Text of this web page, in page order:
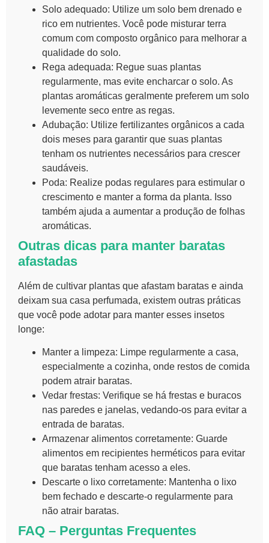
Solo adequado: Utilize um solo bem drenado e
rico em nutrientes. Você pode misturar terra
comum com composto orgânico para melhorar a
qualidade do solo.
Rega adequada: Regue suas plantas
regularmente, mas evite encharcar o solo. As
plantas aromáticas geralmente preferem um solo
levemente seco entre as regas.
Adubação: Utilize fertilizantes orgânicos a cada
dois meses para garantir que suas plantas
tenham os nutrientes necessários para crescer
saudáveis.
Poda: Realize podas regulares para estimular o
crescimento e manter a forma da planta. Isso
também ajuda a aumentar a produção de folhas
aromáticas.
Outras dicas para manter baratas
afastadas
Além de cultivar plantas que afastam baratas e ainda
deixam sua casa perfumada, existem outras práticas
que você pode adotar para manter esses insetos
longe:
Manter a limpeza: Limpe regularmente a casa,
especialmente a cozinha, onde restos de comida
podem atrair baratas.
Vedar frestas: Verifique se há frestas e buracos
nas paredes e janelas, vedando-os para evitar a
entrada de baratas.
Armazenar alimentos corretamente: Guarde
alimentos em recipientes herméticos para evitar
que baratas tenham acesso a eles.
Descarte o lixo corretamente: Mantenha o lixo
bem fechado e descarte-o regularmente para
não atrair baratas.
FAQ – Perguntas Frequentes